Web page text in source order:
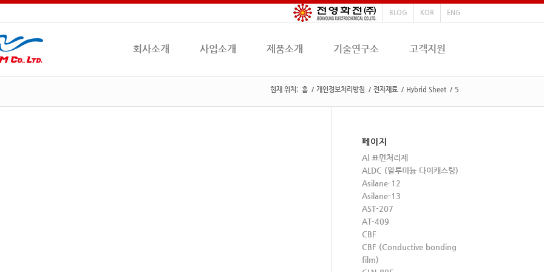
BLOG KOR ENG
회사소개 사업소개 제품소개 기술연구소 고객지원
현재 위치: 홈 / 개인정보처리방침 / 전자재료 / Hybrid Sheet / 5
페이지
Al 표면처리제
ALDC (알루미늄 다이캐스팅)
Asilane-12
Asilane-13
AST-207
AT-409
CBF
CBF (Conductive bonding
film)